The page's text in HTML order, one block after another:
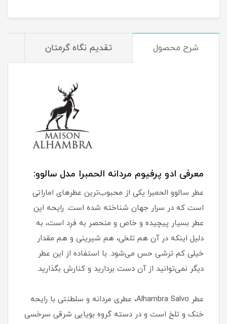
شرح محصول تقدیم نگاه گرمتان
معرفی ادو پرفیوم مردانه الحمبرا مدل سالوو:
عطر سالوو الحمبرا یکی از محبوب‌ترین عطرهای اماراتی
است که در سرار جهان شناخته شده است. رایحه این
عطر بسیار پیچیده و خاص و منحصر به فرد است، به
دلیل اینکه در آن هم تلخی، هم شیرینی و هم مقدار
خیلی کم ترشی حس می‌شود. با استفاده از این عطر
دیگر نمی‌توانید از آن دست بردارید و کنارش بگذارید.
عطر Alhambra Salvo، عطری مردانه و سلطنتی با رایحه
خنک و تلخ است و در دسته گروه بویایی شرقی سرخسی